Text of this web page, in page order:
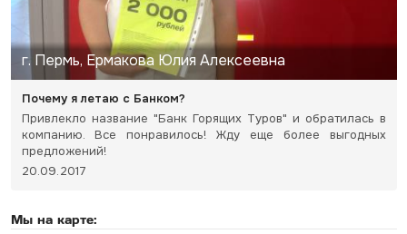
г. Пермь, Ермакова Юлия Алексеевна
Почему я летаю с Банком?
Привлекло название "Банк Горящих Туров" и обратилась в
компанию. Все понравилось! Жду еще более выгодных
предложений!
20.09.2017
Мы на карте: